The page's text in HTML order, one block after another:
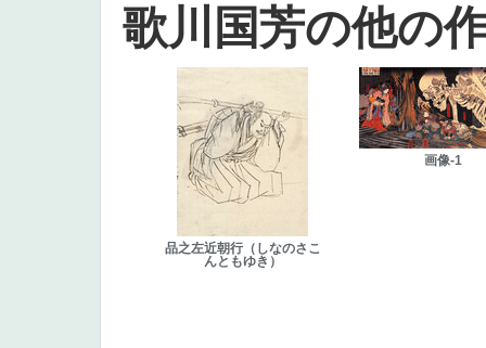
歌川国芳の他の
品之左近朝行（しなのさこ
んともゆき）
画像-1